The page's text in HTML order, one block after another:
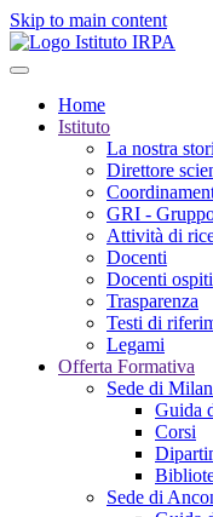
Skip to main content
Home
Istituto
La nostra
Direttore
GRI -
Attività di
Docenti
Docenti ospiti
Trasparenza
Testi di
Legami
Offerta Formativa
Sede di
Guida
Corsi
Sede di